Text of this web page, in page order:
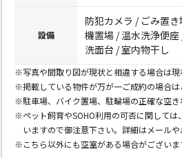
設備
防犯カメラ / ごみ置
機置場 / 温水洗浄便
洗面台 / 室内物干し
※写真や間取り図が現状と相違する場合は現
※掲載している物件が万が一ご成約の場合は
※駐車場、バイク置場、駐輪場の正確な空き
※ペット飼育やSOHO利用の可否に関しては
いますので御注意下さい。詳細はメール
※こちら以外にも空室がある場合がございま